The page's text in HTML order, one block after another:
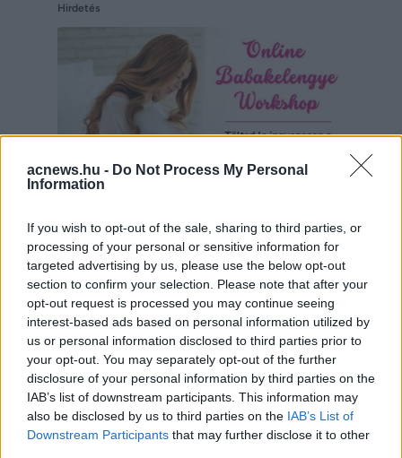
acnews.hu - Do Not Process My Personal
Information
If you wish to opt-out of the sale, sharing to third parties, or
processing of your personal or sensitive information for
targeted advertising by us, please use the below opt-out
section to confirm your selection. Please note that after your
opt-out request is processed you may continue seeing
interest-based ads based on personal information utilized by
us or personal information disclosed to third parties prior to
your opt-out. You may separately opt-out of the further
disclosure of your personal information by third parties on the
IAB’s list of downstream participants. This information may
also be disclosed by us to third parties on the IAB’s List of
Downstream Participants that may further disclose it to other
Hirdetés